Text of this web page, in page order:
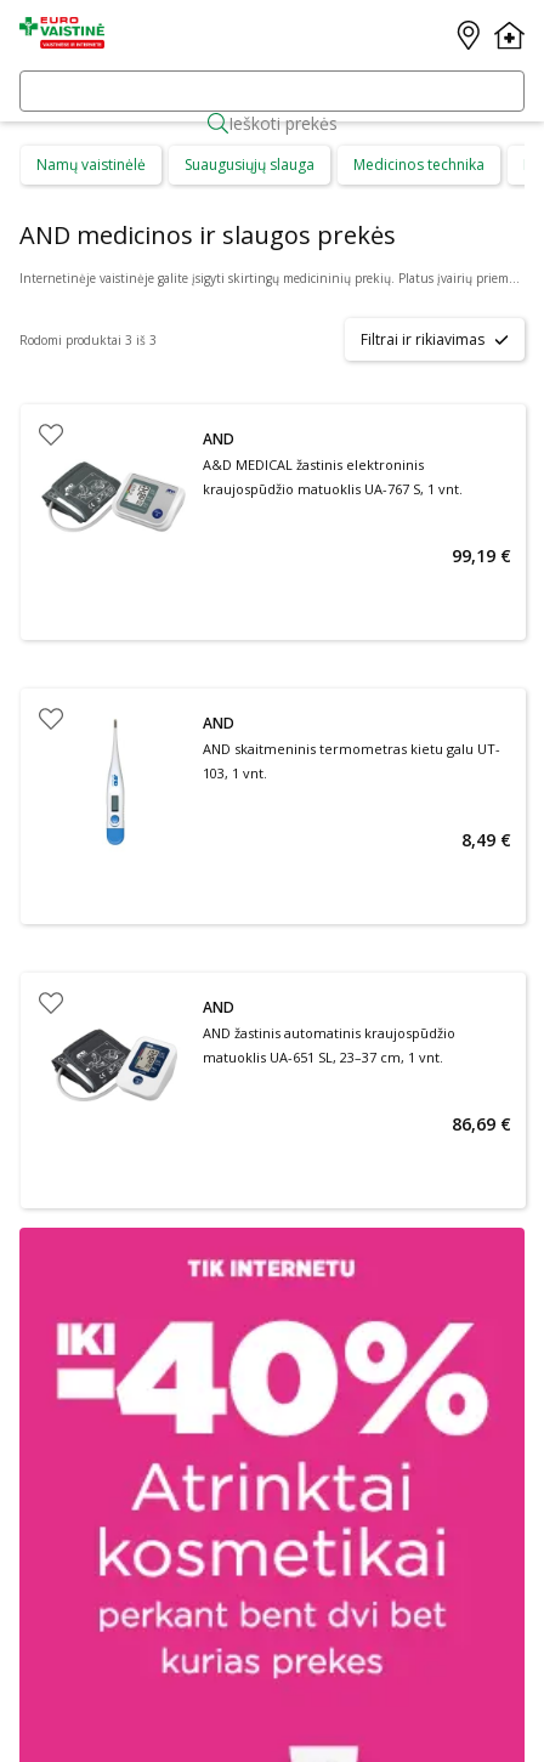
Ieškoti prekės
Namų vaistinėlė Suaugusiųjų slauga Medicinos technika
AND medicinos ir slaugos prekės
Internetinėje vaistinėje galite įsigyti skirtingų medicininių prekių. Platus įvairių priemonių ir technikos pasirinkimas leis visiems pirkėjams lengviau rasti tai, ko jie ieško. Šioje prekių kategorijoje yra daugybė skirtingų medicinos priemonių ir priedų, pradedant specialiais kremais ir pleistrais, baigiant kapsulėmis ar drėkinančiais akių lašais. Jeigu jums sunku apsispręsti, kurie produktai būtų geriausias ar tinkamiausias pasirinkimas, mūsų konsultantai gali jums patarti nuotoliniu būdu: internetu aktyviame pokalbio lange, el. paštu ar telefonu.
Rodomi produktai 3 iš 3 Filtrai ir rikiavimas
AND
A&D MEDICAL žastinis elektroninis
kraujospūdžio matuoklis UA-767 S, 1 vnt.
99,19 €
AND
AND skaitmeninis termometras kietu galu UT-
103, 1 vnt.
8,49 €
AND
AND žastinis automatinis kraujospūdžio
matuoklis UA-651 SL, 23–37 cm, 1 vnt.
86,69 €